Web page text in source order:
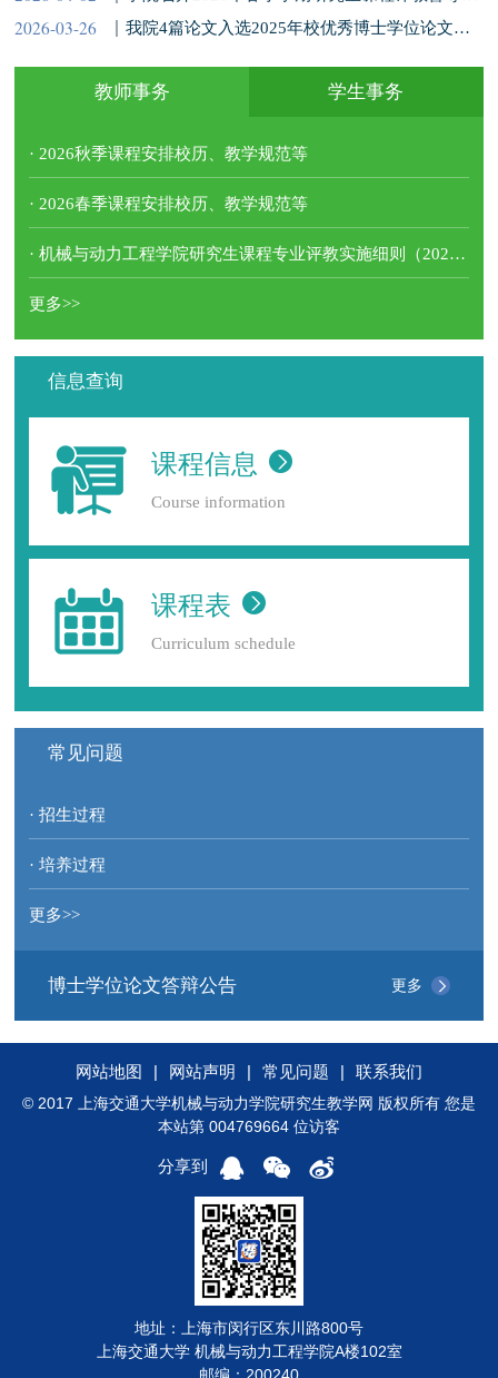
我院4篇论文入选2025年校优秀博士学位论文提名
2026-03-26
教师事务 学生事务
· 2026秋季课程安排校历、教学规范等
· 2026春季课程安排校历、教学规范等
· 机械与动力工程学院研究生课程专业评教实施细则（2025年修订）
更多>>
信息查询
课程信息
Course information
课程表
Curriculum schedule
常见问题
· 招生过程
· 培养过程
更多>>
博士学位论文答辩公告 更多
网站地图 | 网站声明 | 常见问题 | 联系我们
© 2017 上海交通大学机械与动力学院研究生教学网 版权所有 您是
本站第 004769664 位访客
分享到
地址：上海市闵行区东川路800号
上海交通大学 机械与动力工程学院A楼102室